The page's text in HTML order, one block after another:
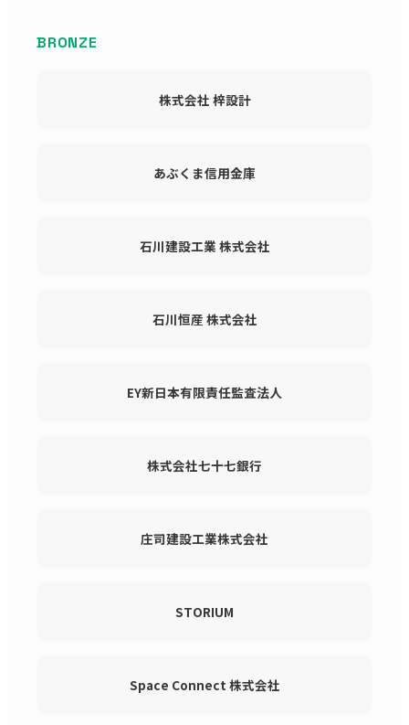
BRONZE
株式会社 梓設計
あぶくま信用金庫
石川建設工業 株式会社
石川恒産 株式会社
EY新日本有限責任監査法人
株式会社七十七銀行
庄司建設工業株式会社
STORIUM
Space Connect 株式会社